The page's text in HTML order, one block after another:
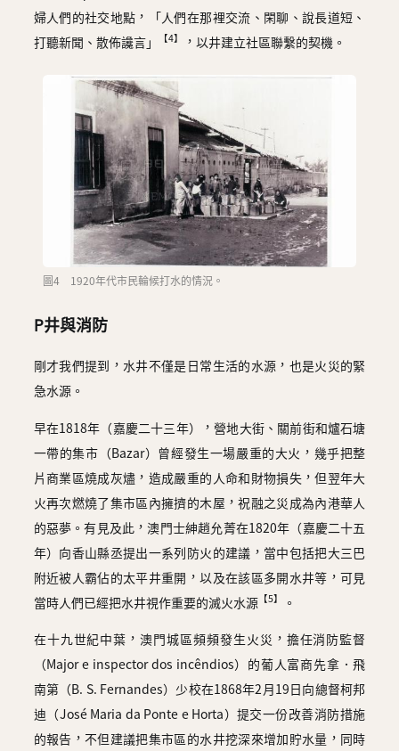
婦人們的社交地點，「人們在那裡交流、閑聊、說長道短、
打聽新聞、散佈讒言」
【4】 ，以井建立社區聯繫的契機。
圖4 1920年代市民輪候打水的情況。
P井與消防
剛才我們提到，水井不僅是日常生活的水源，也是火災的緊
急水源。
早在1818年（嘉慶二十三年），營地大街、關前街和爐石塘
一帶的集市（Bazar）曾經發生一場嚴重的大火，幾乎把整
片商業區燒成灰燼，造成嚴重的人命和財物損失，但翌年大
火再次燃燒了集市區內擁擠的木屋，祝融之災成為內港華人
的惡夢。有見及此，澳門士紳趙允菁在1820年（嘉慶二十五
年）向香山縣丞提出一系列防火的建議，當中包括把大三巴
附近被人霸佔的太平井重開，以及在該區多開水井等，可見
當時人們已經把水井視作重要的滅火水源【5】 。
在十九世紀中葉，澳門城區頻頻發生火災，擔任消防監督
（Major e inspector dos incêndios）的葡人富商先拿．飛
南第（B. S. Fernandes）少校在1868年2月19日向總督柯邦
迪（José Maria da Ponte e Horta）提交一份改善消防措施
的報告，不但建議把集市區的水井挖深來增加貯水量，同時